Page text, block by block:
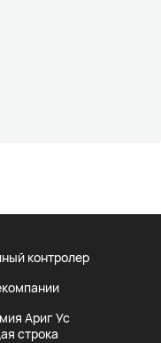
контролер
Ариг Ус
строка